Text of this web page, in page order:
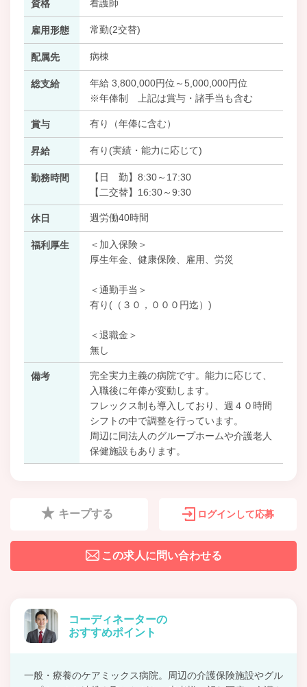
資格 看護師
雇用形態 常勤(2交替)
配属先 病棟
総支給
年給 3,800,000円位～5,000,000円位
※年俸制 上記は賞与・諸手当も含む
賞与 有り（年俸に含む）
昇給 有り(実績・能力に応じて)
勤務時間
【日 勤】8:30～17:30
【二交替】16:30～9:30
休日 週労働40時間
福利厚生
＜加入保険＞
厚生年金、健康保険、雇用、労災
＜通勤手当＞
有り(（３０，０００円迄）)
＜退職金＞
無し
備考
完全実力主義の病院です。能力に応じて、
入職後に年俸が変動します。
フレックス制も導入しており、週４０時間
シフトの中で調整を行っています。
周辺に同法人のグループホームや介護老人
保健施設もあります。
キープする ログインして応募
この求人に問い合わせる
コーディネーターの
おすすめポイント
一般・療養のケアミックス病院。周辺の介護保険施設やグル